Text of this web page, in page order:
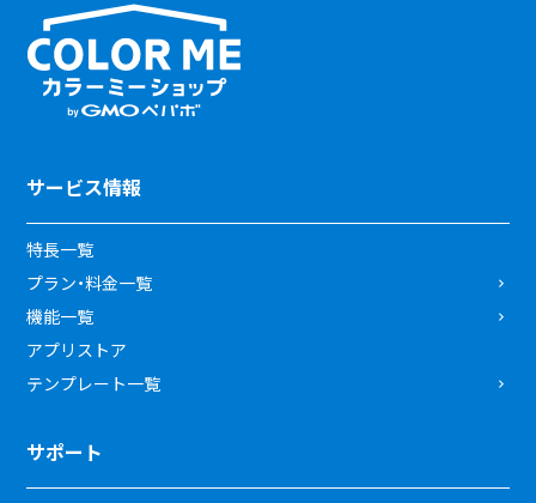
サービス情報
特長一覧
プラン・料金一覧
機能一覧
アプリストア
テンプレート一覧
サポート